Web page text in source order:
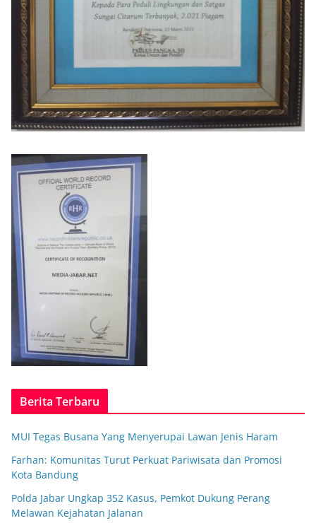
Berita Terbaru
MUI Tegas Busana Yang Menyerupai Lawan Jenis Haram
Farhan: Komunitas Turut Perkuat Pariwisata dan Promosi
Kota Bandung
Polda Jabar Ungkap 352 Kasus, Pemkot Dukung Perang
Melawan Kejahatan Jalanan